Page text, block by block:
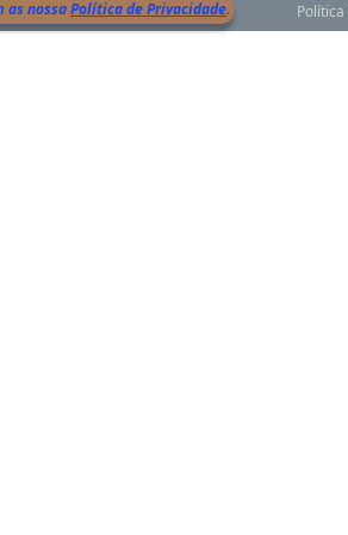
as nossaPolítica de Privacidade.